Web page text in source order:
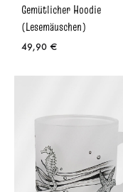
Gemütlicher Hoodie
(Lesemäuschen)
49,90 €